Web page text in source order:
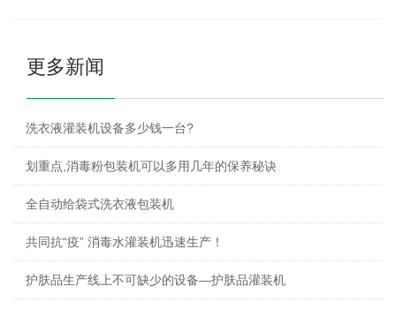
更多新闻
洗衣液灌装机设备多少钱一台?
划重点,消毒粉包装机可以多用几年的保养秘诀
全自动给袋式洗衣液包装机
共同抗“疫” 消毒水灌装机迅速生产！
护肤品生产线上不可缺少的设备—护肤品灌装机